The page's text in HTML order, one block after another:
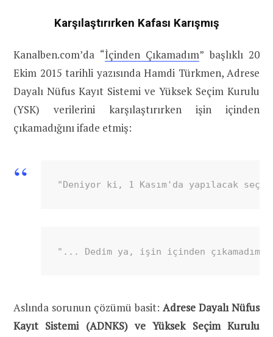
Karşılaştırırken Kafası Karışmış
Kanalben.com’da “İçinden Çıkamadım” başlıklı 20
Ekim 2015 tarihli yazısında Hamdi Türkmen, Adrese
Dayalı Nüfus Kayıt Sistemi ve Yüksek Seçim Kurulu
(YSK) verilerini karşılaştırırken işin içinden
çıkamadığını ifade etmiş:
"Deniyor ki, 1 Kasım'da yapılacak
"... Dedim ya, işin içinden çıkamadım.
Aslında sorunun çözümü basit: Adrese Dayalı Nüfus
Kayıt Sistemi (ADNKS) ve Yüksek Seçim Kurulu